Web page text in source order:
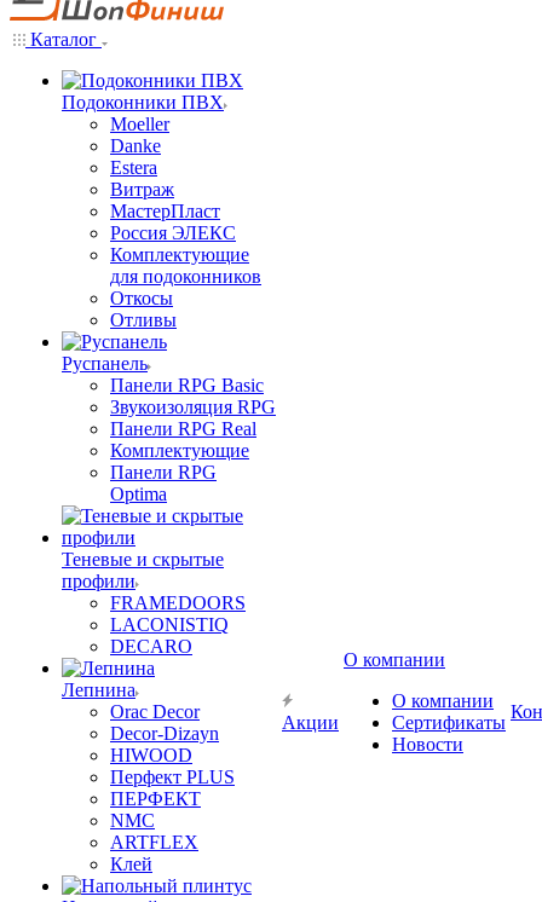
Каталог
Подоконники ПВХ
Moeller
Danke
Estera
Витраж
МастерПласт
Россия ЭЛЕКС
Комплектующие
для подоконников
Откосы
Отливы
Руспанель
Панели RPG Basic
Звукоизоляция RPG
Панели RPG Real
Комплектующие
Панели RPG
Optima
Теневые и скрытые
профили
FRAMEDOORS
LACONISTIQ
DECARO
Лепнина
Orac Decor
Decor-Dizayn
HIWOOD
Перфект PLUS
ПЕРФЕКТ
NMC
ARTFLEX
Клей
Акции
О компании
О компании
Сертификаты
Новости